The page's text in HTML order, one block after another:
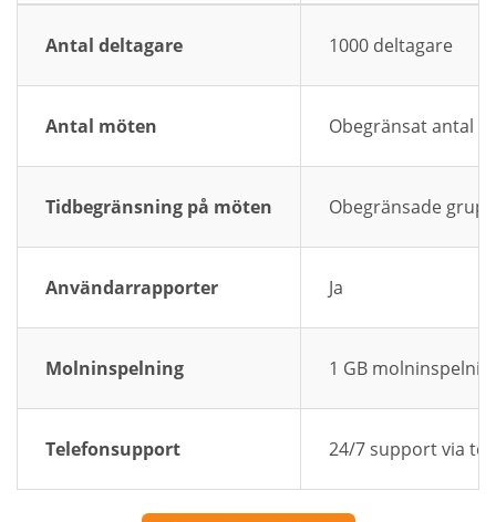
Antal deltagare 1000 deltagare
Antal möten Obegränsat antal
Tidbegränsning på möten Obegränsade
Användarrapporter Ja
Molninspelning 1 GB
Telefonsupport 24/7 support via